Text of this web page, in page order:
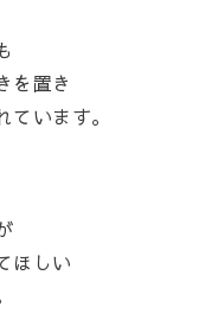
を置き
います。
ほしい